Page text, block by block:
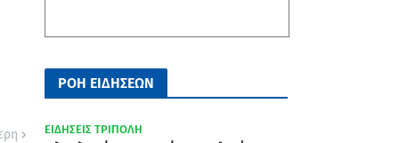
ΡΟΗ ΕΙΔΗΣΕΩΝ
ΕΙΔΗΣΕΙΣ ΤΡΙΠΟΛΗ